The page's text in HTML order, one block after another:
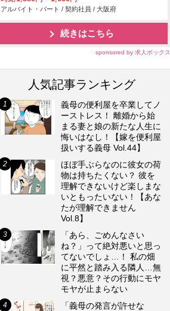
アルバイト・パート / 契約社員 / 大阪府
続きはこちら
sponsored by 求人ボックス
人気記事ランキング
義母の便利屋を卒業してノ
ーストレス！ 離婚から始
まる妻と娘の新たな人生に
悔いはなし！【嫁を便利屋
扱いする義母 Vol.44】
ほぼ手ぶらなのに彼女の荷
物は持ちたくない？ 彼を
理解できないけど楽しまな
いともったいない！【あな
たが理解できません
Vol.8】
「あら、ごめんなさい
ね？」って絶対悪いと思っ
てないでしょ…！ 私の畑
に平然と踏み入る隣人…無
視？悪意？その行動にモヤ
モヤが止まらない
「義母の発言が許せな